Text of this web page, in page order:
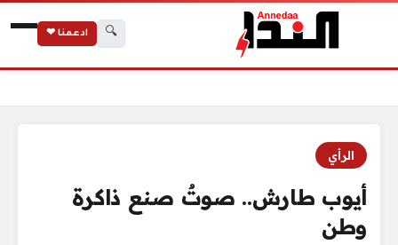
🔍 ادعمنا ❤
الرأي
أيوب طارش.. صوتٌ صنع ذاكرة
وطن